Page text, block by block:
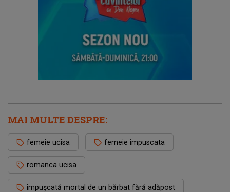
MAI MULTE DESPRE:
femeie ucisa femeie impuscata
romanca ucisa
împușcată mortal de un bărbat fără adăpost